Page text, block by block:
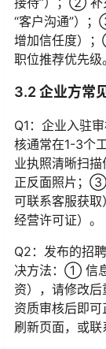
“客户沟通”）
增加信任度）
职位推荐优先级。
3.2 企业方常
Q1：企业入驻
核通常在1-3个
业执照清晰扫
正反面照片；③
可联系客服获
经营许可证）。
Q2：发布的招
决方法：① 信
资），请修改
资质审核后即
刷新页面，或联